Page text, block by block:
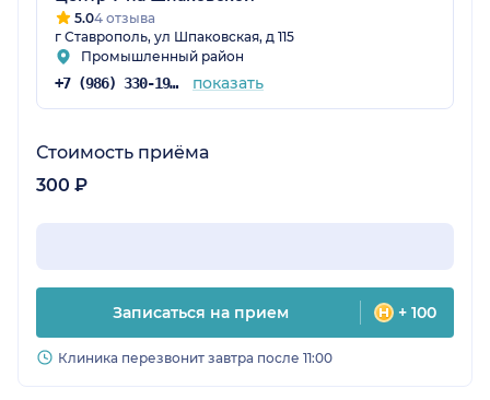
5.04 отзыва
г Ставрополь, ул Шпаковская, д 115
Промышленный район
+7 (986) 330-19-64 показать
Стоимость приёма
300 ₽
Записаться на прием + 100
Клиника перезвонит завтра после 11:00